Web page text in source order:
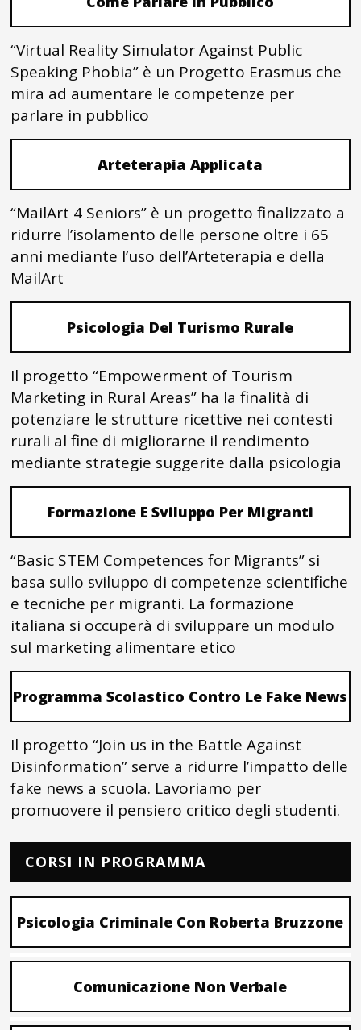
“Virtual Reality Simulator Against Public
Speaking Phobia” è un Progetto Erasmus che
mira ad aumentare le competenze per
parlare in pubblico
Arteterapia Applicata
“MailArt 4 Seniors” è un progetto finalizzato a
ridurre l’isolamento delle persone oltre i 65
anni mediante l’uso dell’Arteterapia e della
MailArt
Psicologia Del Turismo Rurale
Il progetto “Empowerment of Tourism
Marketing in Rural Areas” ha la finalità di
potenziare le strutture ricettive nei contesti
rurali al fine di migliorarne il rendimento
mediante strategie suggerite dalla psicologia
Formazione E Sviluppo Per Migranti
“Basic STEM Competences for Migrants” si
basa sullo sviluppo di competenze scientifiche
e tecniche per migranti. La formazione
italiana si occuperà di sviluppare un modulo
sul marketing alimentare etico
Programma Scolastico Contro Le Fake News
Il progetto “Join us in the Battle Against
Disinformation” serve a ridurre l’impatto delle
fake news a scuola. Lavoriamo per
promuovere il pensiero critico degli studenti.
CORSI IN PROGRAMMA
Psicologia Criminale Con Roberta Bruzzone
Comunicazione Non Verbale